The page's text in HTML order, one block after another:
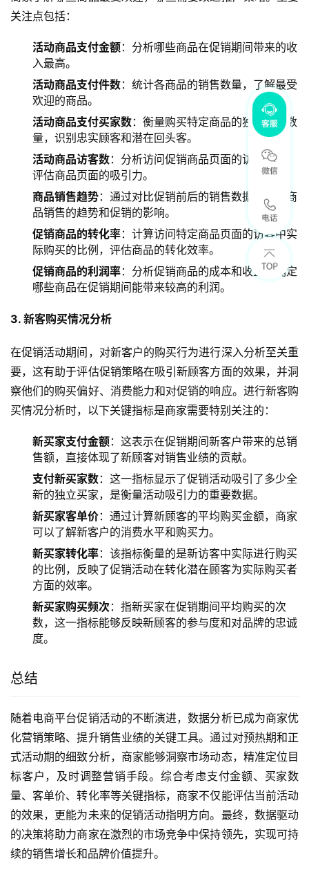
关注点包括：
活动商品支付金额：分析哪些商品在促销期间带来的收
入最高。
活动商品支付件数：统计各商品的销售数量，了解最受
欢迎的商品。
活动商品支付买家数：衡量购买特定商品的独立买家数
量，识别忠实顾客和潜在回头客。
活动商品访客数：分析访问促销商品页面的访客数量，
评估商品页面的吸引力。
商品销售趋势：通过对比促销前后的销售数据，分析商
品销售的趋势和促销的影响。
促销商品的转化率：计算访问特定商品页面的访客中实
际购买的比例，评估商品的转化效率。
促销商品的利润率：分析促销商品的成本和收益，确定
哪些商品在促销期间能带来较高的利润。
3. 新客购买情况分析
在促销活动期间，对新客户的购买行为进行深入分析至关重
要，这有助于评估促销策略在吸引新顾客方面的效果，并洞
察他们的购买偏好、消费能力和对促销的响应。进行新客购
买情况分析时，以下关键指标是商家需要特别关注的：
新买家支付金额：这表示在促销期间新客户带来的总销
售额，直接体现了新顾客对销售业绩的贡献。
支付新买家数：这一指标显示了促销活动吸引了多少全
新的独立买家，是衡量活动吸引力的重要数据。
新买家客单价：通过计算新顾客的平均购买金额，商家
可以了解新客户的消费水平和购买力。
新买家转化率：该指标衡量的是新访客中实际进行购买
的比例，反映了促销活动在转化潜在顾客为实际购买者
方面的效率。
新买家购买频次 ：指新买家在促销期间平均购买的次
数，这一指标能够反映新顾客的参与度和对品牌的忠诚
度。
总结
随着电商平台促销活动的不断演进，数据分析已成为商家优
化营销策略、提升销售业绩的关键工具。通过对预热期和正
式活动期的细致分析，商家能够洞察市场动态，精准定位目
标客户，及时调整营销手段。综合考虑支付金额、买家数
量、客单价、转化率等关键指标，商家不仅能评估当前活动
的效果，更能为未来的促销活动指明方向。最终，数据驱动
的决策将助力商家在激烈的市场竞争中保持领先，实现可持
续的销售增长和品牌价值提升。